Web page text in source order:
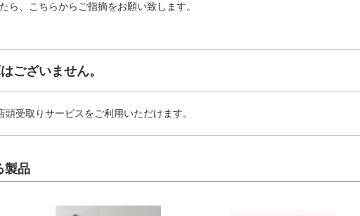
ら、こちらからご指摘をお願い致します。
ございません。
受取りサービスをご利用いただけます。
製品